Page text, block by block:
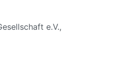
e.V.,